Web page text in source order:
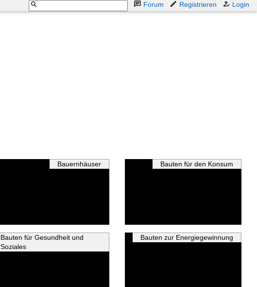
Forum Registrieren Login
Bauernhäuser Bauten für den Konsum
Bauten für Gesundheit und
Soziales
Bauten zur Energiegewinnung